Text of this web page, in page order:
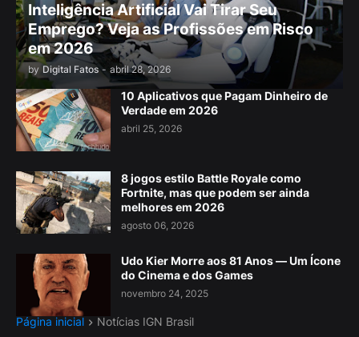
Inteligência Artificial Vai Tirar Seu
Emprego? Veja as Profissões em Risco
em 2026
by Digital Fatos - abril 28, 2026
10 Aplicativos que Pagam Dinheiro de
Verdade em 2026
abril 25, 2026
8 jogos estilo Battle Royale como
Fortnite, mas que podem ser ainda
melhores em 2026
agosto 06, 2026
Udo Kier Morre aos 81 Anos — Um Ícone
do Cinema e dos Games
novembro 24, 2025
Página inicial Notícias IGN Brasil